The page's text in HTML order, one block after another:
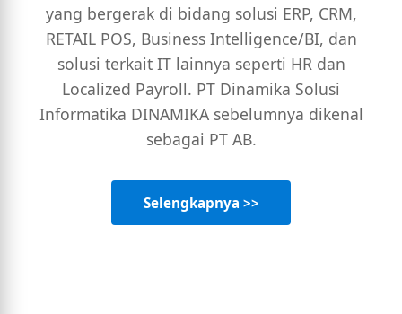
yang bergerak di bidang solusi ERP, CRM,
RETAIL POS, Business Intelligence/BI, dan
solusi terkait IT lainnya seperti HR dan
Localized Payroll. PT Dinamika Solusi
Informatika DINAMIKA sebelumnya dikenal
sebagai PT AB.
Selengkapnya >>